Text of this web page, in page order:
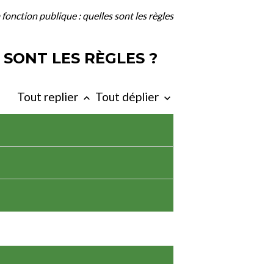
publique : quelles sont les règles
LES RÈGLES ?
Tout replier keyboard_arrow_up Tout déplier keyboard_arrow_down